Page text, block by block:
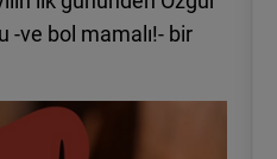
ve bol mamalı!- bir